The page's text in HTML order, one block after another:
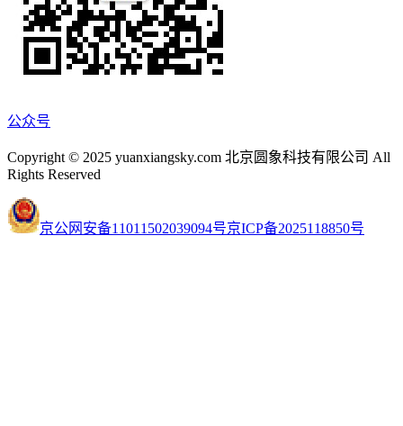
公众号
Copyright © 2025 yuanxiangsky.com 北京圆象科技有限公司 All
Rights Reserved
京公网安备11011502039094号京ICP备2025118850号